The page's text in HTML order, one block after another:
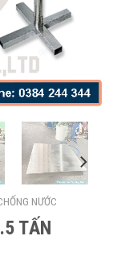
NƯỚC
TẤN